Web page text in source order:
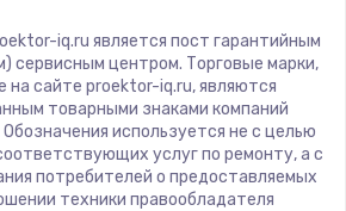
880 руб.
Заказать
видеочипа
2745 руб.
iq.ru является пост гарантийным
сервисным центром. Торговые марки,
на сайте proektor-iq.ru, являются
товарными знаками компаний
используется не с целью
услуг по ремонту, а с
потребителей о предоставляемых
техники правообладателя